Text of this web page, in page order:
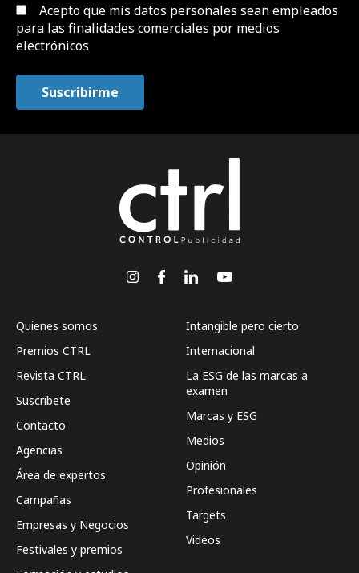
Acepto que mis datos personales sean empleados
para las finalidades comerciales por medios
electrónicos
Quienes somos
Premios CTRL
Revista CTRL
Suscríbete
Contacto
Agencias
Área de expertos
Campañas
Empresas y Negocios
Festivales y premios
Intangible pero cierto
Internacional
La ESG de las marcas a
examen
Marcas y ESG
Medios
Opinión
Profesionales
Targets
Videos